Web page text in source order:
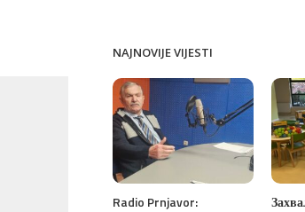
NAJNOVIJE VIJESTI
Radio Prnjavor: